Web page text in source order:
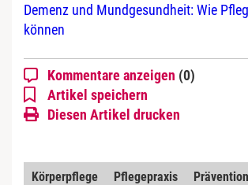
Demenz und Mundgesundheit: Wie
können
Kommentare anzeigen (0)
Artikel speichern
Diesen Artikel drucken
Körperpflege Pflegepraxis Prävention